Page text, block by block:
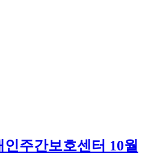
인주간보호센터 10월